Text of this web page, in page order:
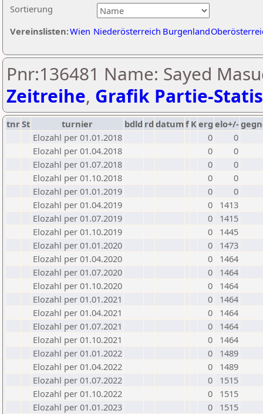
Sortierung
Vereinslisten:Wien Niederösterreich Burgenland
Pnr:136481 Name: Sayed
Zeitreihe, Grafik Partie-
tnrSt turnier bdld rd datumf Kerg elo+/-
Elozahl per 01.01.2018
0
0
Elozahl per 01.04.2018
0
0
Elozahl per 01.07.2018
0
0
Elozahl per 01.10.2018
0
0
Elozahl per 01.01.2019
0
0
Elozahl per 01.04.2019
0
1413
Elozahl per 01.07.2019
0
1415
Elozahl per 01.10.2019
0
1445
Elozahl per 01.01.2020
0
1473
Elozahl per 01.04.2020
0
1464
Elozahl per 01.07.2020
0
1464
Elozahl per 01.10.2020
0
1464
Elozahl per 01.01.2021
0
1464
Elozahl per 01.04.2021
0
1464
Elozahl per 01.07.2021
0
1464
Elozahl per 01.10.2021
0
1464
Elozahl per 01.01.2022
0
1489
Elozahl per 01.04.2022
0
1489
Elozahl per 01.07.2022
0
1515
Elozahl per 01.10.2022
0
1515
Elozahl per 01.01.2023
0
1515